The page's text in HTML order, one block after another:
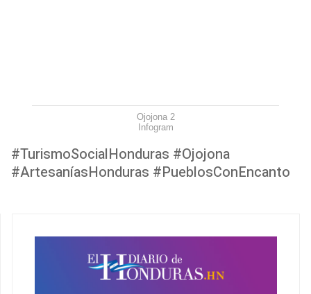
Ojojona 2
Infogram
#TurismoSocialHonduras #Ojojona
#ArtesaníasHonduras #PueblosConEncanto